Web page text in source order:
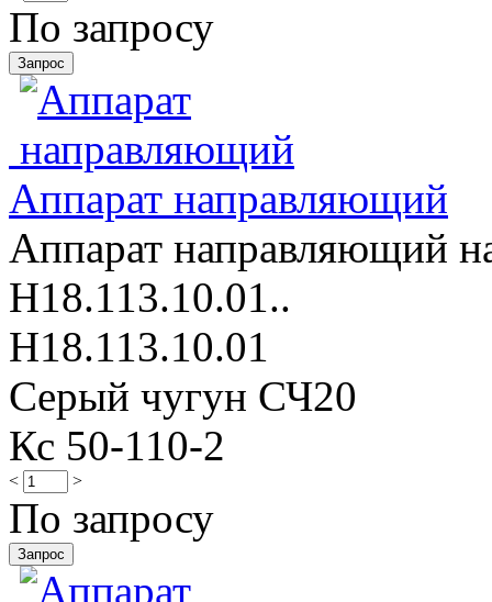
По запросу
Аппарат направляющий
Аппарат направляющий
Н18.113.10.01..
Н18.113.10.01
Серый чугун СЧ20
Кс 50-110-2
< >
По запросу